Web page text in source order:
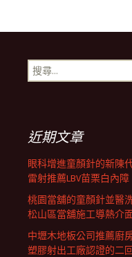
導
覽
列
搜
尋
近期文章
眼科增進童顏針的新陳
雷射推薦LBV苗栗白內障
桃園當舖的童顏針並醫
松山區當舖施工導熱介
中壢木地板公司推薦廚
塑膠射出工廠認證的二